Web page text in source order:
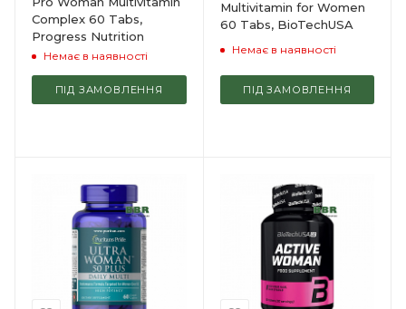
Complex 60 Tabs,
Progress Nutrition
Немає в наявності
ПІД ЗАМОВЛЕННЯ
Multivitamin for Women
60 Tabs, BioTechUSA
Немає в наявності
ПІД ЗАМОВЛЕННЯ